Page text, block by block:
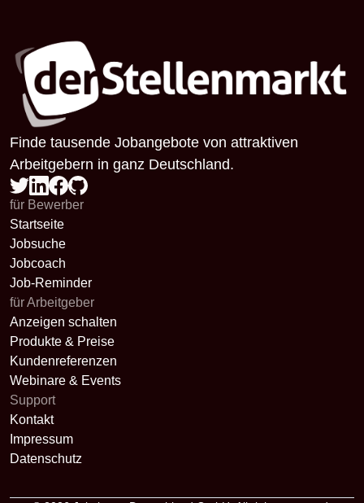
Finde tausende Jobangebote von attraktiven
Arbeitgebern in ganz Deutschland.
für Bewerber
Startseite
Jobsuche
Jobcoach
Job-Reminder
für Arbeitgeber
Anzeigen schalten
Produkte & Preise
Kundenreferenzen
Webinare & Events
Support
Kontakt
Impressum
Datenschutz